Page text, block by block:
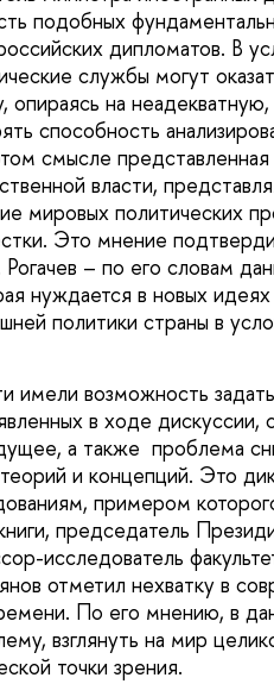
подобных
дипломатов. В
службы могут
опираясь на
способность
смысле
власти,
мировых политических
Это мнение
– по его словам
нуждается в новых
политики страны в
имели возможность
в ходе дискуссии,
а также проблема
и концепций. Это
примером
председатель
исследователь
отметил нехватку в
По его мнению, в
взглянуть на мир
точки зрения.